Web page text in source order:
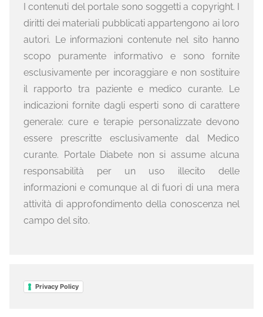
I contenuti del portale sono soggetti a copyright. I
diritti dei materiali pubblicati appartengono ai loro
autori. Le informazioni contenute nel sito hanno
scopo puramente informativo e sono fornite
esclusivamente per incoraggiare e non sostituire
il rapporto tra paziente e medico curante. Le
indicazioni fornite dagli esperti sono di carattere
generale: cure e terapie personalizzate devono
essere prescritte esclusivamente dal Medico
curante. Portale Diabete non si assume alcuna
responsabilità per un uso illecito delle
informazioni e comunque al di fuori di una mera
attività di approfondimento della conoscenza nel
campo del sito.
Privacy Policy